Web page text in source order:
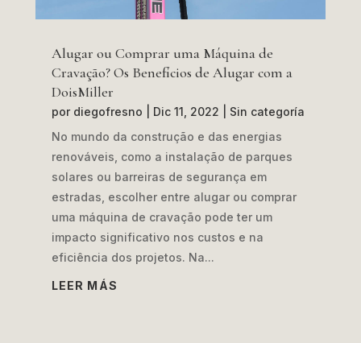
Alugar ou Comprar uma Máquina de
Cravação? Os Benefícios de Alugar com a
DoisMiller
por diegofresno Dic 11, 2022
Sin categoría
No mundo da construção e das energias
renováveis, como a instalação de parques
solares ou barreiras de segurança em
estradas, escolher entre alugar ou comprar
uma máquina de cravação pode ter um
impacto significativo nos custos e na
eficiência dos projetos. Na...
LEER MÁS